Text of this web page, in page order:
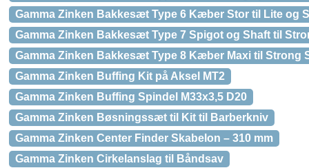
Gamma Zinken Bakkesæt Type 6 Kæber Stor til Lite og
Gamma Zinken Bakkesæt Type 7 Spigot og Shaft til
Gamma Zinken Bakkesæt Type 8 Kæber Maxi til Strong
Gamma Zinken Buffing Kit på Aksel MT2
Gamma Zinken Buffing Spindel M33x3,5 D20
Gamma Zinken Bøsningssæt til Kit til Barberkniv
Gamma Zinken Center Finder Skabelon – 310 mm
Gamma Zinken Cirkelanslag til Båndsav